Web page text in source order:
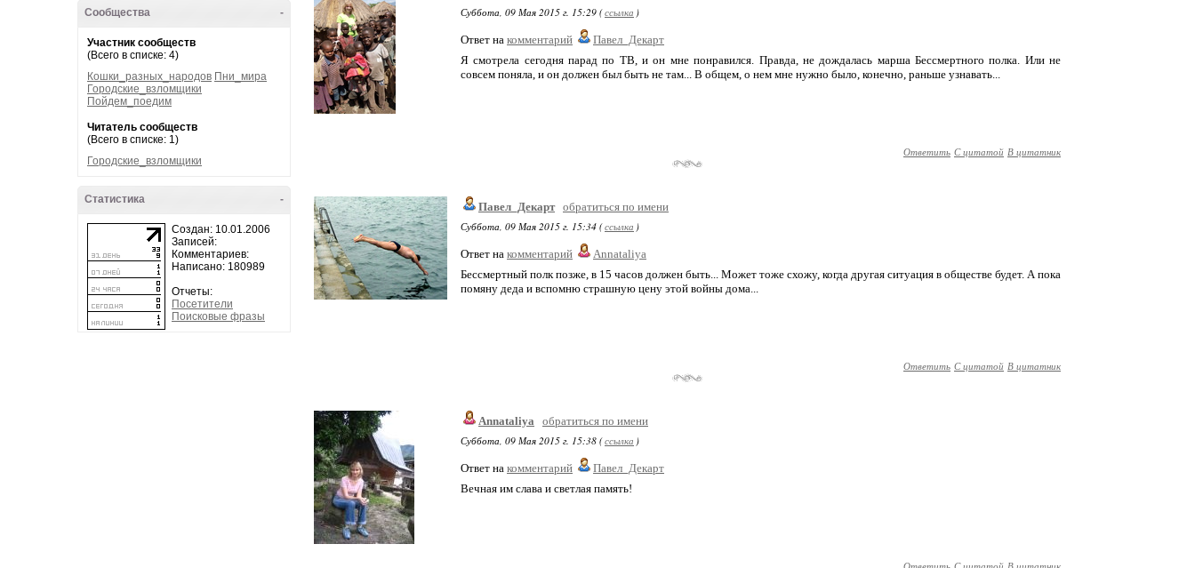
-
Сообщества
Участник сообществ
(Всего в списке: 4)
Кошки_разных_народов Пни_мира
Городские_взломщики
Пойдем_поедим
Читатель сообществ
(Всего в списке: 1)
Городские_взломщики
-
Статистика
Создан: 10.01.2006
Записей:
Комментариев:
Написано: 180989
Отчеты:
Посетители
Поисковые фразы
Суббота, 09 Мая 2015 г. 15:29 (ссылка )
Ответ на комментарий
Павел_Декарт
Я смотрела сегодня парад по ТВ, и он мне понравился. Правда, не дождалась марша Бессмертного полка. Или не
совсем поняла, и он должен был быть не там... В общем, о нем мне нужно было, конечно, раньше узнавать...
Ответить С цитатой В цитатник
Павел_Декарт обратиться по имени
Суббота, 09 Мая 2015 г. 15:34 (ссылка )
Ответ на комментарий
Annataliya
Бессмертный полк позже, в 15 часов должен быть... Может тоже схожу, когда другая ситуация в обществе будет. А пока
помяну деда и вспомню страшную цену этой войны дома...
Ответить С цитатой В цитатник
Annataliya
обратиться по имени
Суббота, 09 Мая 2015 г. 15:38 (ссылка )
Ответ на комментарий
Павел_Декарт
Вечная им слава и светлая память!